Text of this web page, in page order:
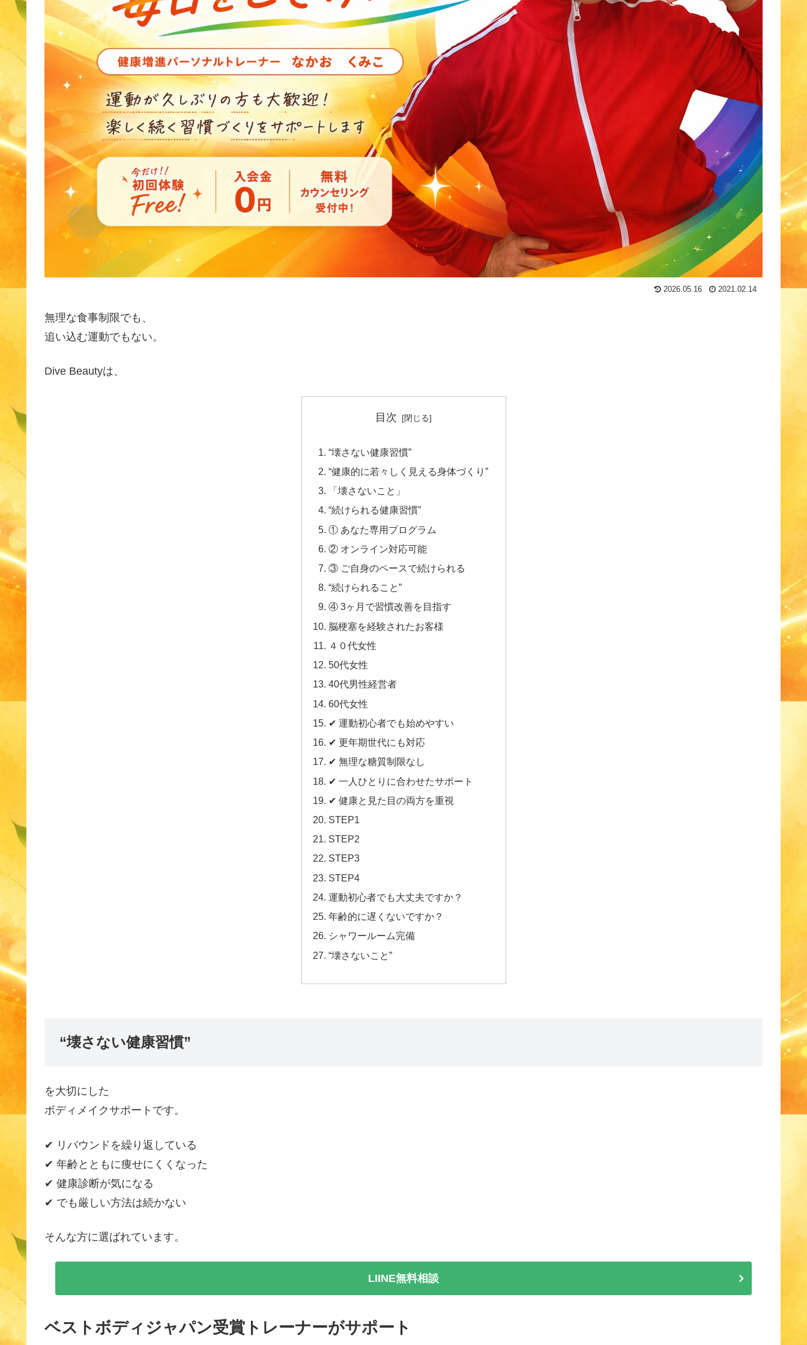
2026.05.16 2021.02.14
無理な食事制限でも、
追い込む運動でもない。
Dive Beautyは、
目次
“壊さない健康習慣”
“健康的に若々しく見える身体づくり”
「壊さないこと」
“続けられる健康習慣”
① あなた専用プログラム
② オンライン対応可能
③ ご自身のペースで続けられる
“続けられること”
④ 3ヶ月で習慣改善を目指す
脳梗塞を経験されたお客様
４０代女性
50代女性
40代男性経営者
60代女性
✔ 運動初心者でも始めやすい
✔ 更年期世代にも対応
✔ 無理な糖質制限なし
✔ 一人ひとりに合わせたサポート
✔ 健康と見た目の両方を重視
STEP1
STEP2
STEP3
STEP4
運動初心者でも大丈夫ですか？
年齢的に遅くないですか？
シャワールーム完備
“壊さないこと”
“壊さない健康習慣”
を大切にした
ボディメイクサポートです。
✔ リバウンドを繰り返している
✔ 年齢とともに痩せにくくなった
✔ 健康診断が気になる
✔ でも厳しい方法は続かない
そんな方に選ばれています。
LIINE無料相談
ベストボディジャパン受賞トレーナーがサポート